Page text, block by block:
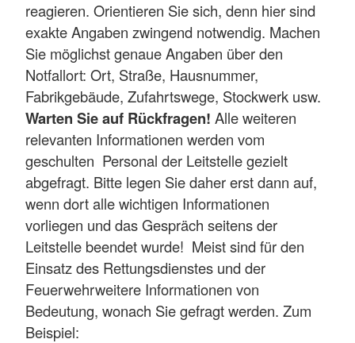
reagieren. Orientieren Sie sich, denn hier sind
exakte Angaben zwingend notwendig. Machen
Sie möglichst genaue Angaben über den
Notfallort: Ort, Straße, Hausnummer,
Fabrikgebäude, Zufahrtswege, Stockwerk usw.
Warten Sie auf Rückfragen! Alle weiteren
relevanten Informationen werden vom
geschulten Personal der Leitstelle gezielt
abgefragt. Bitte legen Sie daher erst dann auf,
wenn dort alle wichtigen Informationen
vorliegen und das Gespräch seitens der
Leitstelle beendet wurde! Meist sind für den
Einsatz des Rettungsdienstes und der
Feuerwehrweitere Informationen von
Bedeutung, wonach Sie gefragt werden. Zum
Beispiel: